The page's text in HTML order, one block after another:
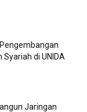
Syariah di UNIDA
Jaringan